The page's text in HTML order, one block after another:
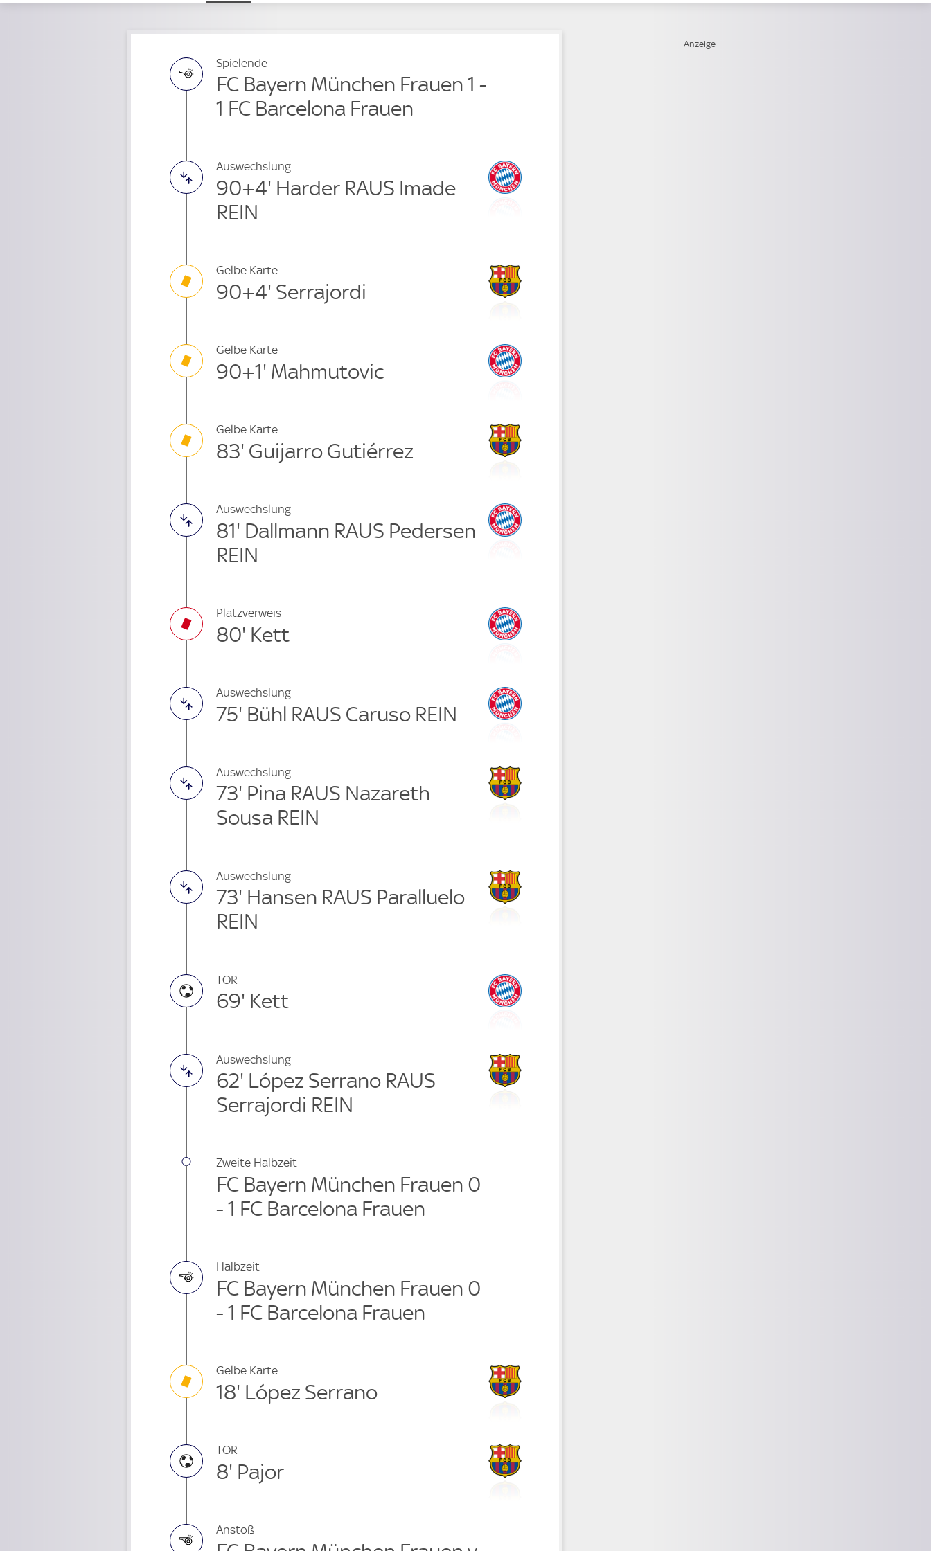
Spielende
FC Bayern München Frauen 1 -
1 FC Barcelona Frauen
Auswechslung
90+4' Harder RAUS Imade
REIN
Gelbe Karte
90+4' Serrajordi
Gelbe Karte
90+1' Mahmutovic
Gelbe Karte
83' Guijarro Gutiérrez
Auswechslung
81' Dallmann RAUS Pedersen
REIN
Platzverweis
80' Kett
Auswechslung
75' Bühl RAUS Caruso REIN
Auswechslung
73' Pina RAUS Nazareth
Sousa REIN
Auswechslung
73' Hansen RAUS Paralluelo
REIN
TOR
69' Kett
Auswechslung
62' López Serrano RAUS
Serrajordi REIN
Zweite Halbzeit
FC Bayern München Frauen 0
- 1 FC Barcelona Frauen
Halbzeit
FC Bayern München Frauen 0
- 1 FC Barcelona Frauen
Gelbe Karte
18' López Serrano
TOR
8' Pajor
Anstoß